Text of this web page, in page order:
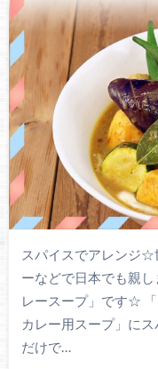
スパイスでアレンジ☆
ーなどで日本でも親
レースープ」です☆
カレー用スープ」に
だけで…